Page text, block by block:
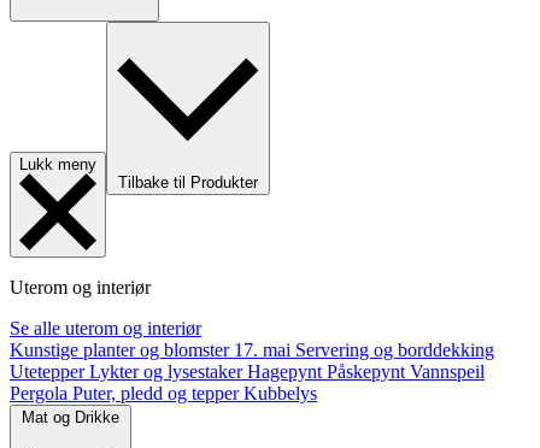
Lukk meny
Tilbake til Produkter
Uterom og interiør
Se alle uterom og interiør
Kunstige planter og blomster 17. mai Servering og borddekking
UtetepperLykter og lysestakerHagepynt Påskepynt Vannspeil
Pergola Puter, pledd og tepperKubbelys